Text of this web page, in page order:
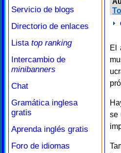
Servicio de blogs
Directorio de enlaces
Lista top ranking
Intercambio de
minibanners
Chat
Gramática inglesa
gratis
Aprenda inglés gratis
Foro de idiomas
El
se